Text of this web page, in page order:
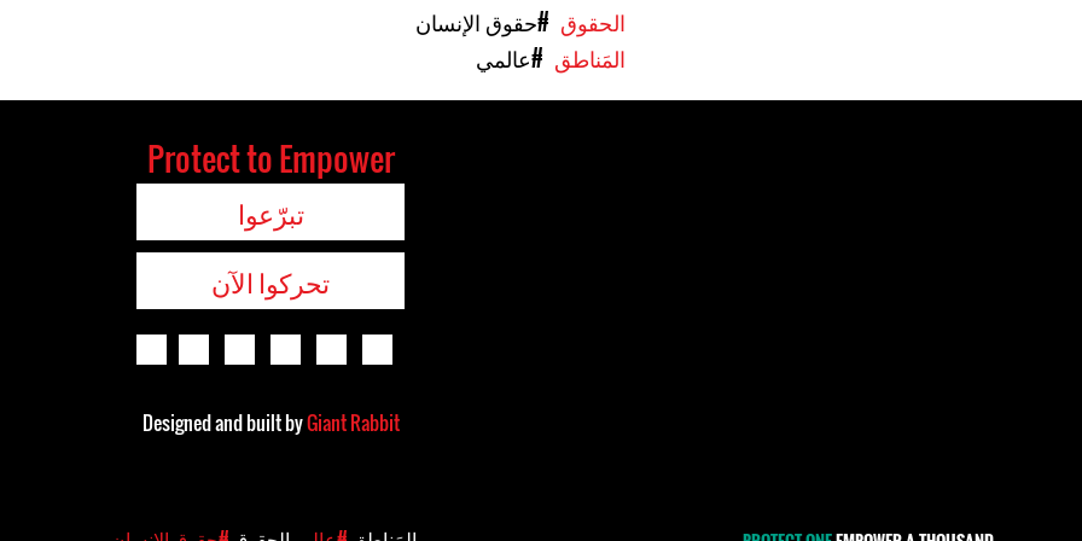
الحقوق #حقوق الإنسان
المَناطق #عالمي
Protect to Empower
تبرّعوا
تحركوا الآن
Designed and built byGiant Rabbit